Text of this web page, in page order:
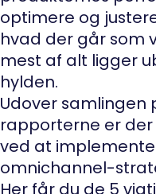
optimere og
hvad der går som
mest af alt ligger
hylden.
Udover samlingen
rapporterne er
ved at
omnichannel-
Her får du de 5